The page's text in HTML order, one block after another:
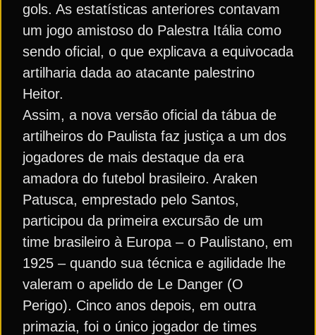
gols. As estatísticas anteriores contavam
um jogo amistoso do Palestra Itália como
sendo oficial, o que explicava a equivocada
artilharia dada ao atacante palestrino
Heitor.
Assim, a nova versão oficial da tábua de
artilheiros do Paulista faz justiça a um dos
jogadores de mais destaque da era
amadora do futebol brasileiro. Araken
Patusca, emprestado pelo Santos,
participou da primeira excursão de um
time brasileiro à Europa – o Paulistano, em
1925 – quando sua técnica e agilidade lhe
valeram o apelido de Le Danger (O
Perigo). Cinco anos depois, em outra
primazia, foi o único jogador de times